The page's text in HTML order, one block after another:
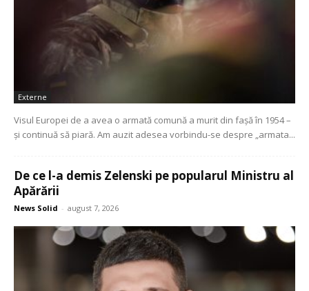
Externe
Visul Europei de a avea o armată comună a murit din fașă în 1954 –
și continuă să piară. Am auzit adesea vorbindu-se despre „armata...
De ce l-a demis Zelenski pe popularul Ministru al
Apărării
News Solid - august 7, 2026